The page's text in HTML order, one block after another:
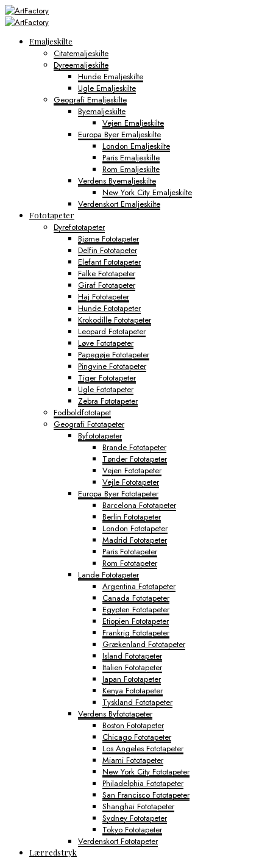
Emaljeskilte
Citatemaljeskilte
Dyreemaljeskilte
Hunde Emaljeskilte
Ugle Emaljeskilte
Geografi Emaljeskilte
Byemaljeskilte
Vejen Emaljeskilte
Europa Byer Emaljeskilte
London Emaljeskilte
Paris Emaljeskilte
Rom Emaljeskilte
Verdens Byemaljeskilte
New York City Emaljeskilte
Verdenskort Emaljeskilte
Fototapeter
Dyrefototapeter
Bjørne Fototapeter
Delfin Fototapeter
Elefant Fototapeter
Falke Fototapeter
Giraf Fototapeter
Haj Fototapeter
Hunde Fototapeter
Krokodille Fototapeter
Leopard Fototapeter
Løve Fototapeter
Papegøje Fototapeter
Pingvine Fototapeter
Tiger Fototapeter
Ugle Fototapeter
Zebra Fototapeter
Fodboldfototapet
Geografi Fototapeter
Byfototapeter
Brande Fototapeter
Tønder Fototapeter
Vejen Fototapeter
Vejle Fototapeter
Europa Byer Fototapeter
Barcelona Fototapeter
Berlin Fototapeter
London Fototapeter
Madrid Fototapeter
Paris Fototapeter
Rom Fototapeter
Lande Fototapeter
Argentina Fototapeter
Canada Fototapeter
Egypten Fototapeter
Etiopien Fototapeter
Frankrig Fototapeter
Grækenland Fototapeter
Island Fototapeter
Italien Fototapeter
Japan Fototapeter
Kenya Fototapeter
Tyskland Fototapeter
Verdens Byfototapeter
Boston Fototapeter
Chicago Fototapeter
Los Angeles Fototapeter
Miami Fototapeter
New York City Fototapeter
Philadelphia Fototapeter
San Francisco Fototapeter
Shanghai Fototapeter
Sydney Fototapeter
Tokyo Fototapeter
Verdenskort Fototapeter
Lærredstryk